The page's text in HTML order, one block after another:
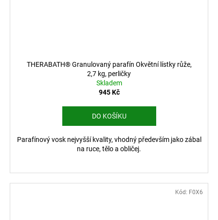
THERABATH® Granulovaný parafín Okvětní lístky růže,
2,7 kg, perličky
Skladem
945 Kč
DO KOŠÍKU
Parafínový vosk nejvyšší kvality, vhodný především jako zábal
na ruce, tělo a obličej.
Kód: F0X6